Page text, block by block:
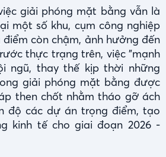
giải phóng mặt bằng vẫn là
một số khu, cụm công nghiệp
còn chậm, ảnh hưởng đến
thực trạng trên, việc "mạnh
ngũ, thay thế kịp thời những
giải phóng mặt bằng được
then chốt nhằm tháo gỡ ách
độ các dự án trọng điểm, tạo
kinh tế cho giai đoạn 2026 -